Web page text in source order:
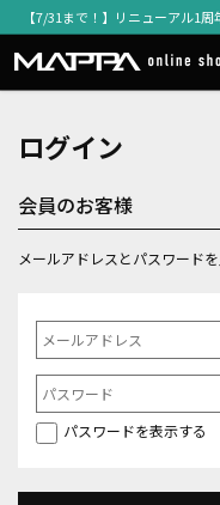
【7/31まで！】リニューアル1
ログイン
会員のお客様
メールアドレスとパスワード
パスワードを表示する